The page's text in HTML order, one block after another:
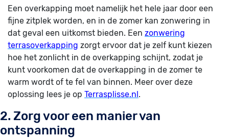
Een overkapping moet namelijk het hele jaar door een
fijne zitplek worden, en in de zomer kan zonwering in
dat geval een uitkomst bieden. Een zonwering
terrasoverkapping zorgt ervoor dat je zelf kunt kiezen
hoe het zonlicht in de overkapping schijnt, zodat je
kunt voorkomen dat de overkapping in de zomer te
warm wordt of te fel van binnen. Meer over deze
oplossing lees je op Terrasplisse.nl.
2. Zorg voor een manier van
ontspanning